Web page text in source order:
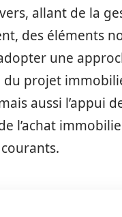
allant de la
des éléments
une
projet
aussi l’appui
l’achat